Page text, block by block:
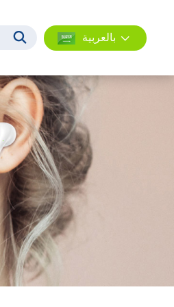
بالعربية